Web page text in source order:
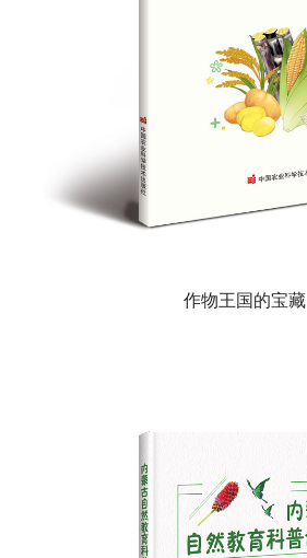
作物王国的宝藏